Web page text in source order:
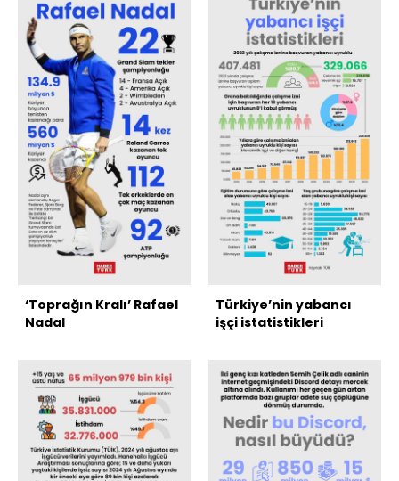
‘Toprağın Kralı’ Rafael
Nadal
Türkiye’nin yabancı
işçi istatistikleri